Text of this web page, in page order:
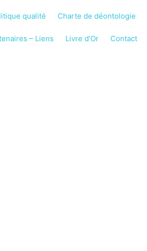
qualité Charte de déontologie
– Liens Livre d’Or Contact